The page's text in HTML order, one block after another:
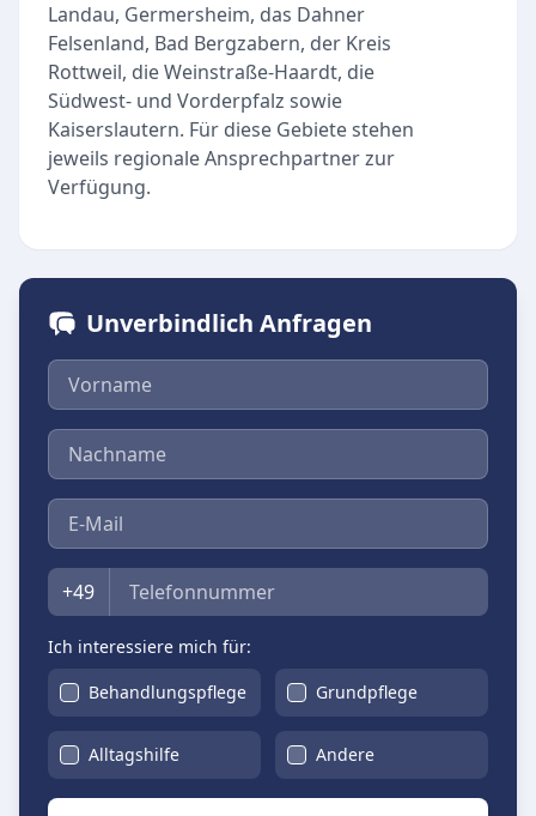
Landau, Germersheim, das Dahner
Felsenland, Bad Bergzabern, der Kreis
Rottweil, die Weinstraße-Haardt, die
Südwest- und Vorderpfalz sowie
Kaiserslautern. Für diese Gebiete stehen
jeweils regionale Ansprechpartner zur
Verfügung.
Unverbindlich Anfragen
Vorname
Nachname
E-Mail
Telefon
+49
Ich interessiere mich für:
Behandlungspflege
Grundpflege
Alltagshilfe Andere